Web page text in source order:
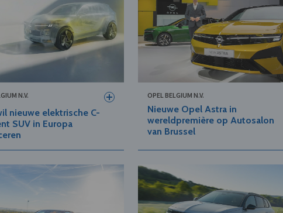
N.V.
nieuwe elektrische C-
SUV in Europa
OPEL BELGIUM N.V.
Nieuwe Opel Astra in
wereldpremière op Autosalon
van Brussel